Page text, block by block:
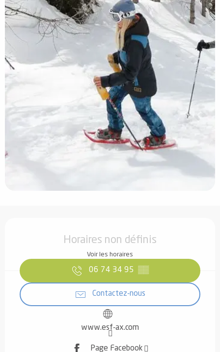
Horaires non définis
Voir les horaires
06 74 34 95 ▒▒
Contactez-nous
www.esf-ax.com
Page Facebook